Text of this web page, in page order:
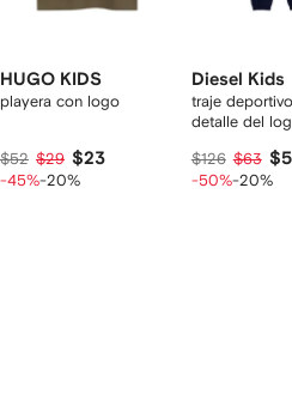
HUGO KIDS
playera con logo
$52 $29 $23
-45%-20%
Diesel Kids
traje
detalle del
$126 $63
-50%-20%